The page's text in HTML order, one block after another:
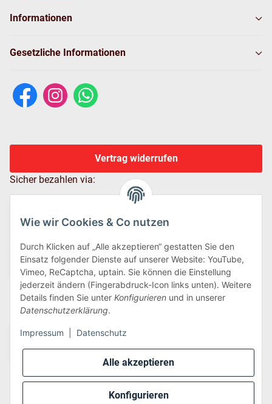
Alle akzeptieren
Konfigurieren
Wie wir Cookies & Co nutzen
Durch Klicken auf „Alle akzeptieren“ gestatten Sie den
Einsatz folgender Dienste auf unserer Website: YouTube,
Vimeo, ReCaptcha, uptain. Sie können die Einstellung
jederzeit ändern (Fingerabdruck-Icon links unten). Weitere
Details finden Sie unter Konfigurieren und in unserer
Datenschutzerklärung.
Impressum Datenschutz
Informationen
Gesetzliche Informationen
Vertrag widerrufen
Sicher bezahlen via:
Wir versenden via: